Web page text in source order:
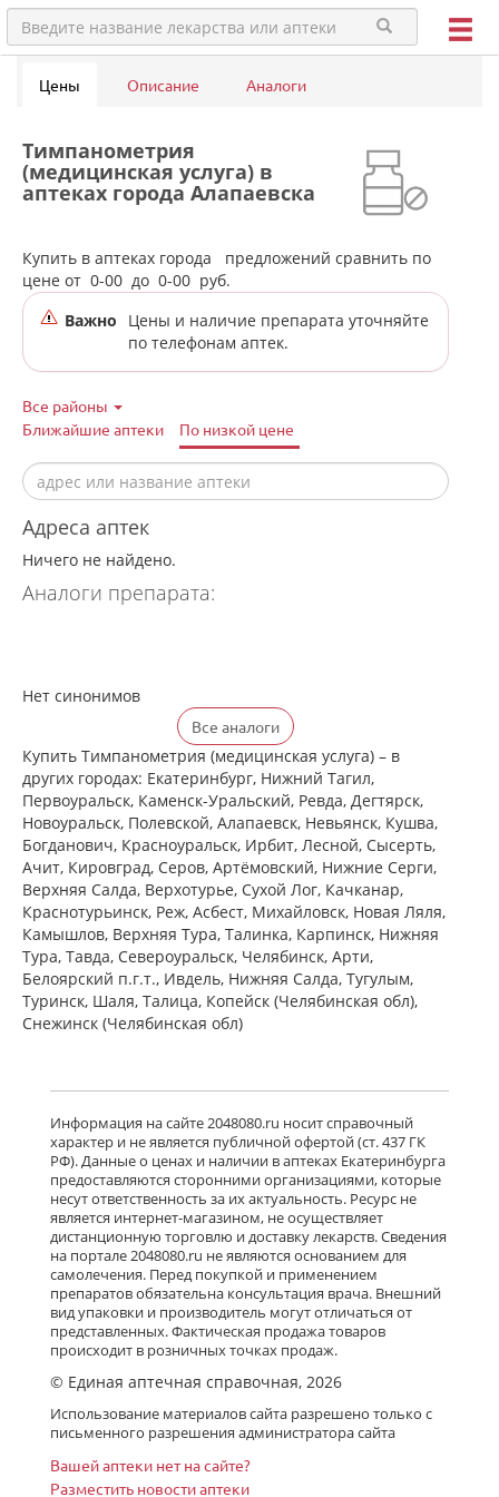
Цены Описание Аналоги
Тимпанометрия
(медицинская услуга) в
аптеках города Алапаевска
Купить в аптеках города
предложений сравнить по
цене от 0-00 до 0-00 руб.
Важно
Цены и наличие препарата уточняйте
по телефонам аптек.
Все районы
Ближайшие аптеки
По низкой цене
Адреса аптек
Ничего не найдено.
Аналоги препарата:
Нет синонимов
Все аналоги
Купить Тимпанометрия (медицинская услуга) – в
других городах: Екатеринбург, Нижний Тагил,
Первоуральск, Каменск-Уральский, Ревда, Дегтярск,
Новоуральск, Полевской, Алапаевск, Невьянск, Кушва,
Богданович, Красноуральск, Ирбит, Лесной, Сысерть,
Ачит, Кировград, Серов, Артёмовский, Нижние Cерги,
Верхняя Салда, Верхотурье, Сухой Лог, Качканар,
Краснотурьинск, Реж, Асбест, Михайловск, Новая Ляля,
Камышлов, Верхняя Тура, Талинка, Карпинск, Нижняя
Тура, Тавда, Североуральск, Челябинск, Арти,
Белоярский п.г.т., Ивдель, Нижняя Салда, Тугулым,
Туринск, Шаля, Талица, Копейск (Челябинская обл),
Снежинск (Челябинская обл)
Информация на сайте 2048080.ru носит справочный
характер и не является публичной офертой (ст. 437 ГК
РФ). Данные о ценах и наличии в аптеках Екатеринбурга
предоставляются сторонними организациями, которые
несут ответственность за их актуальность. Ресурс не
является интернет-магазином, не осуществляет
дистанционную торговлю и доставку лекарств. Сведения
на портале 2048080.ru не являются основанием для
самолечения. Перед покупкой и применением
препаратов обязательна консультация врача. Внешний
вид упаковки и производитель могут отличаться от
представленных. Фактическая продажа товаров
происходит в розничных точках продаж.
© Единая аптечная справочная, 2026
Использование материалов сайта разрешено только с
письменного разрешения администратора сайта
Вашей аптеки нет на сайте?
Разместить новости аптеки